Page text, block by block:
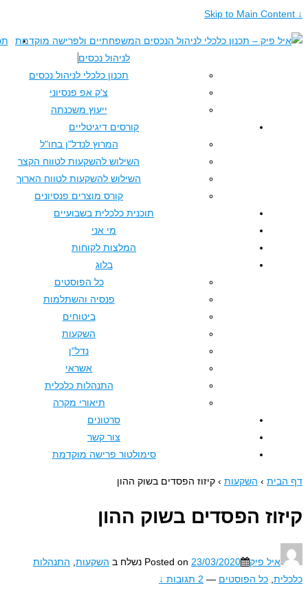
תכנון כלכלי
לניהול נכסים
תכנון כלכלי לניהול נכסים
צ'ק אפ פנסיוני
ייעוץ משכנתה
קורסים דיגיטליים
המרוץ לנדל"ן בחו"ל
השילוש להשקעות לטווח הקצר
השילוש להשקעות לטווח הארוך
קורס מוצרים פנסיונים
תוכנית כלכלית בשבועיים
המלצות לקוחות
כל הפוסטים
פנסיה והשתלמות
התנהלות כלכלית
תיאורי מקרה
סימולטור פרישה מוקדמת
השקעות › קיזוז הפסדים בשוק ההון
הפסדים בשוק ההון
Posted on23/03/2020 נשלח בהשקעות ,התנהלות
הפוסטים — 2 תגובות ↓